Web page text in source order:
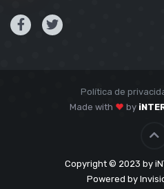
Política de
Made with
by
Copyright © 2023 by
Powered by